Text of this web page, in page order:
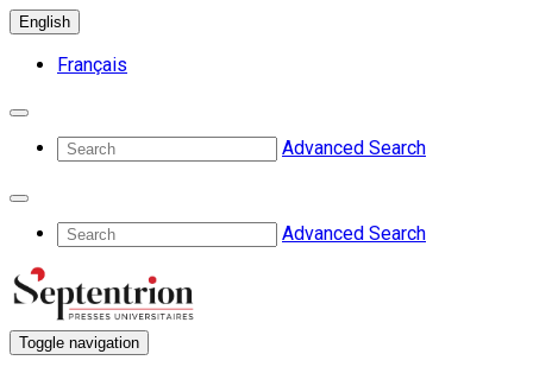
English
Français
Advanced Search
Advanced Search
Toggle navigation